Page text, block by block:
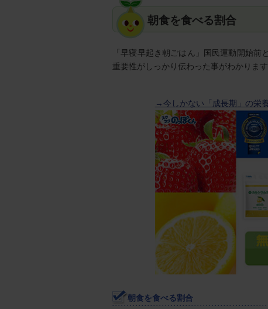
朝食を食べる割合
「早寝早起き朝ごはん」国民運動開始
重要性がしっかり伝わった事がわかります
→今しかない「成長期」の栄
朝食を食べる割合